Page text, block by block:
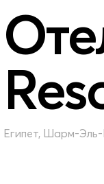
Египет, Шарм-